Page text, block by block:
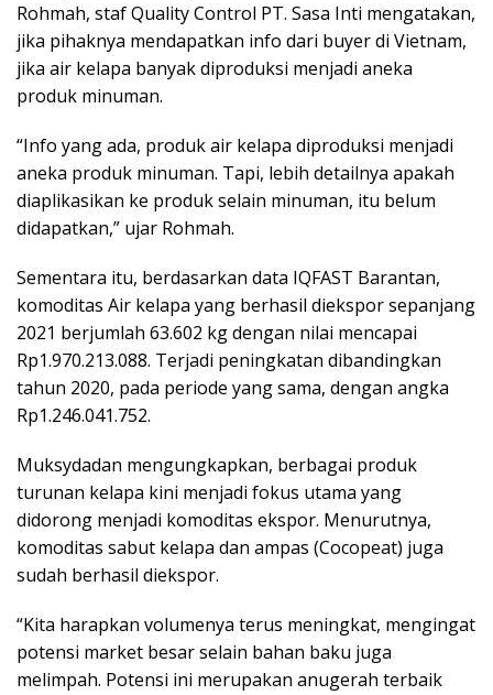
Rohmah, staf Quality Control PT. Sasa Inti mengatakan,
jika pihaknya mendapatkan info dari buyer di Vietnam,
jika air kelapa banyak diproduksi menjadi aneka
produk minuman.
“Info yang ada, produk air kelapa diproduksi menjadi
aneka produk minuman. Tapi, lebih detailnya apakah
diaplikasikan ke produk selain minuman, itu belum
didapatkan,” ujar Rohmah.
Sementara itu, berdasarkan data IQFAST Barantan,
komoditas Air kelapa yang berhasil diekspor sepanjang
2021 berjumlah 63.602 kg dengan nilai mencapai
Rp1.970.213.088. Terjadi peningkatan dibandingkan
tahun 2020, pada periode yang sama, dengan angka
Rp1.246.041.752.
Muksydadan mengungkapkan, berbagai produk
turunan kelapa kini menjadi fokus utama yang
didorong menjadi komoditas ekspor. Menurutnya,
komoditas sabut kelapa dan ampas (Cocopeat) juga
sudah berhasil diekspor.
“Kita harapkan volumenya terus meningkat, mengingat
potensi market besar selain bahan baku juga
melimpah. Potensi ini merupakan anugerah terbaik